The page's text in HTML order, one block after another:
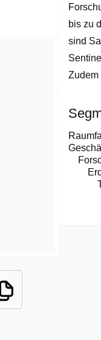
bis zu
sind
Zudem